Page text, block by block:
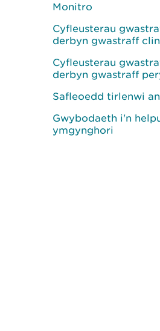
Monitro
Cyfleusterau
derbyn gwastraff
Cyfleusterau
derbyn gwastraff
Safleoedd tirlenwi
Gwybodaeth i'n
ymgynghori